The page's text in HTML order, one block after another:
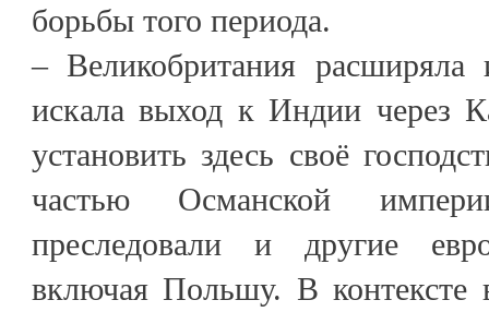
борьбы того периода.
– Великобритания
искала выход к Индии через
установить здесь своё
частью Османской
преследовали и другие
включая Польшу. В контексте